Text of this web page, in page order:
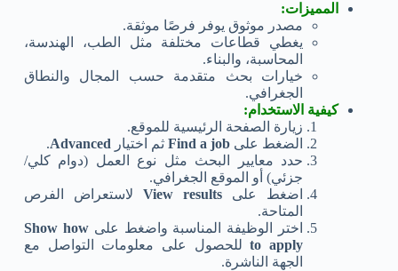
المميزات:
مصدر موثوق يوفر فرصًا موثقة.
يغطي قطاعات مختلفة مثل الطب، الهندسة،
المحاسبة، والبناء.
خيارات بحث متقدمة حسب المجال والنطاق
الجغرافي.
كيفية الاستخدام:
زيارة الصفحة الرئيسية للموقع.
الضغط على Find a jobثم اختيار Advanced
.
حدد معايير البحث مثل نوع العمل (دوام كلي/
جزئي) أو الموقع الجغرافي.
اضغط على View results لاستعراض الفرص
المتاحة.
اختر الوظيفة المناسبة واضغط علىShow how
to applyللحصول على معلومات التواصل مع
الجهة الناشرة.